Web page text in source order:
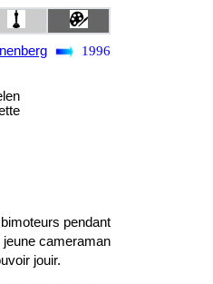
1996
pendant
cameraman
jouir.